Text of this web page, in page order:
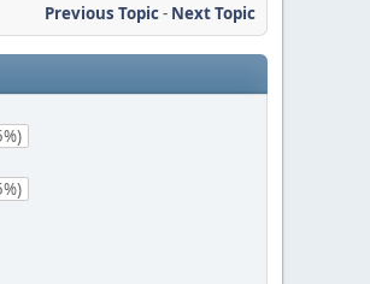
Previous Topic- Next Topic